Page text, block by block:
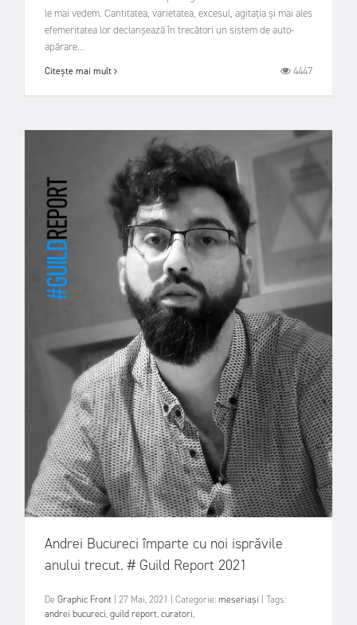
le mai vedem. Cantitatea, varietatea, excesul, agitația și mai ales
efemeritatea lor declanșează în trecători un sistem de auto-
apărare...
Citește mai mult 4447
Andrei Bucureci împarte cu noi isprăvile
anului trecut. # Guild Report 2021
De Graphic Front 27 Mai, 2021 Categorie:meseriași
Tags:
andrei bucureci,guild report,curatori,